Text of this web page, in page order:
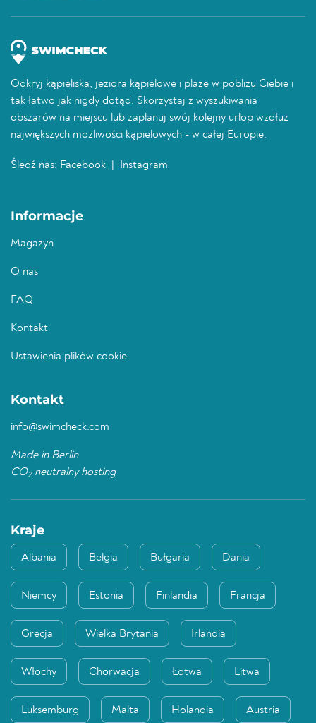
Odkryj kąpieliska, jeziora kąpielowe i plaże w pobliżu Ciebie i
tak łatwo jak nigdy dotąd. Skorzystaj z wyszukiwania
obszarów na miejscu lub zaplanuj swój kolejny urlop wzdłuż
największych możliwości kąpielowych - w całej Europie.
Śledź nas: Facebook Instagram
Informacje
Magazyn
O nas
FAQ
Kontakt
Ustawienia plików cookie
Kontakt
info@swimcheck.com
Made in Berlin
CO2neutralny hosting
Kraje
Albania Belgia Bułgaria Dania
Niemcy Estonia Finlandia Francja
Grecja Wielka Brytania Irlandia
Włochy Chorwacja Łotwa Litwa
Luksemburg Malta Holandia Austria